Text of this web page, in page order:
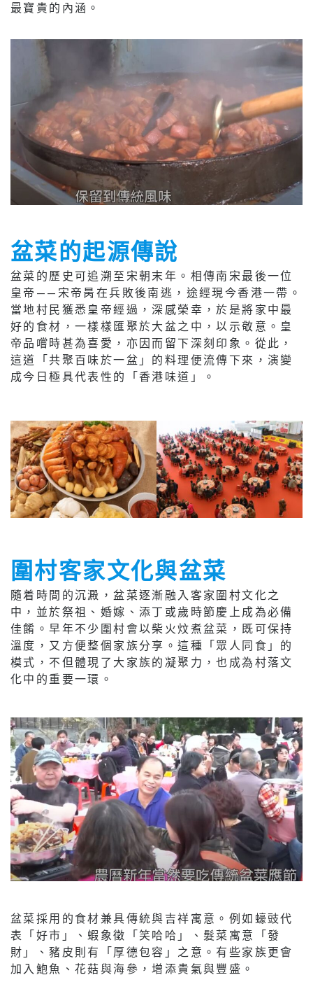
最寶貴的內涵。
盆菜的起源傳說
盆菜的歷史可追溯至宋朝末年。相傳南宋最後一位
皇帝——宋帝昺在兵敗後南逃，途經現今香港一帶。
當地村民獲悉皇帝經過，深感榮幸，於是將家中最
好的食材，一樣樣匯聚於大盆之中，以示敬意。皇
帝品嚐時甚為喜愛，亦因而留下深刻印象。從此，
這道「共聚百味於一盆」的料理便流傳下來，演變
成今日極具代表性的「香港味道」。
圍村客家文化與盆菜
隨着時間的沉澱，盆菜逐漸融入客家圍村文化之
中，並於祭祖、婚嫁、添丁或歲時節慶上成為必備
佳餚。早年不少圍村會以柴火炆煮盆菜，既可保持
溫度，又方便整個家族分享。這種「眾人同食」的
模式，不但體現了大家族的凝聚力，也成為村落文
化中的重要一環。
盆菜採用的食材兼具傳統與吉祥寓意。例如蠔豉代
表「好市」、蝦象徵「笑哈哈」、髮菜寓意「發
財」、豬皮則有「厚德包容」之意。有些家族更會
加入鮑魚、花菇與海參，增添貴氣與豐盛。